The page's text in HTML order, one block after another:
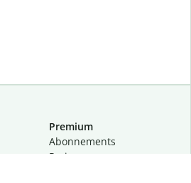
Premium
Abon­ne­ments
Preise